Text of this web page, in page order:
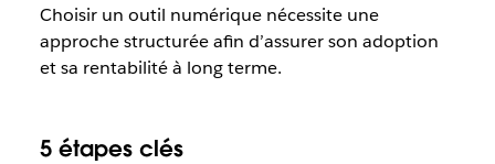
Choisir un outil numérique nécessite une
approche structurée afin d’assurer son adoption
et sa rentabilité à long terme.
5 étapes clés